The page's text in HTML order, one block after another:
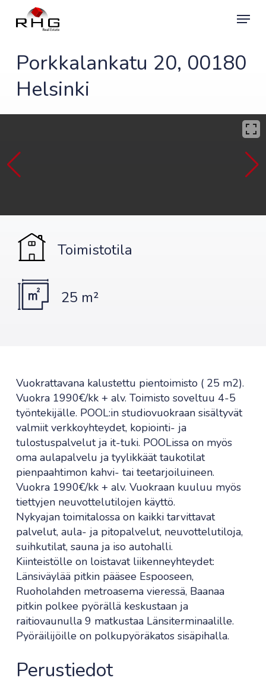
Menu
Porkkalankatu 20, 00180
Helsinki
Toimistotila
25 m²
Vuokrattavana kalustettu pientoimisto ( 25 m2).
Vuokra 1990€/kk + alv. Toimisto soveltuu 4-5
työntekijälle. POOL:in studiovuokraan sisältyvät
valmiit verkkoyhteydet, kopiointi- ja
tulostuspalvelut ja it-tuki. POOLissa on myös
oma aulapalvelu ja tyylikkäät taukotilat
pienpaahtimon kahvi- tai teetarjoiluineen.
Vuokra 1990€/kk + alv. Vuokraan kuuluu myös
tiettyjen neuvottelutilojen käyttö.
Nykyajan toimitalossa on kaikki tarvittavat
palvelut, aula- ja pitopalvelut, neuvottelutiloja,
suihkutilat, sauna ja iso autohalli.
Kiinteistölle on loistavat liikenneyhteydet:
Länsiväylää pitkin pääsee Espooseen,
Ruoholahden metroasema vieressä, Baanaa
pitkin polkee pyörällä keskustaan ja
raitiovaunulla 9 matkustaa Länsiterminaalille.
Pyöräilijöille on polkupyöräkatos sisäpihalla.
Perustiedot